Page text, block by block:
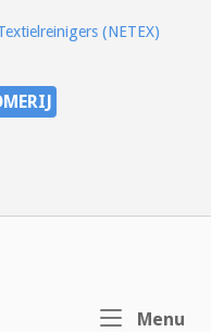
(NETEX)
Menu